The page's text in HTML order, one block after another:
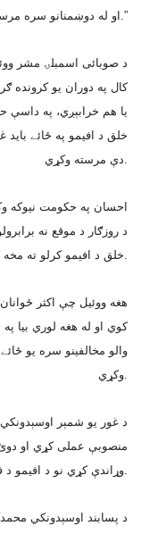
او له دوښمنانو سره مرسته ونه کړي.”
د صوبائى اسمبلۍ مشر
کال په دوران يو کرونده
يا هم خرابېږي، په داسې
خلق د افيمو په ځائے
دې مرسته وکړي.
احسان په حکومت نيوکه
د روزګار د موقع نه
خلق د افيمو کرلو ته مخه کړي.
هغه ووئيل چې اکثر ځوانان
کوي او له هغه لوري بيا
والو مخالفينو سره يو
وکړي.
د غور يو شمېر
منصوبې عملى کړي او دوئ
وړاندې کړي نو د افيمو د فصل له کرلو به لاس واخلي.
د پسابند اوسېدونکي